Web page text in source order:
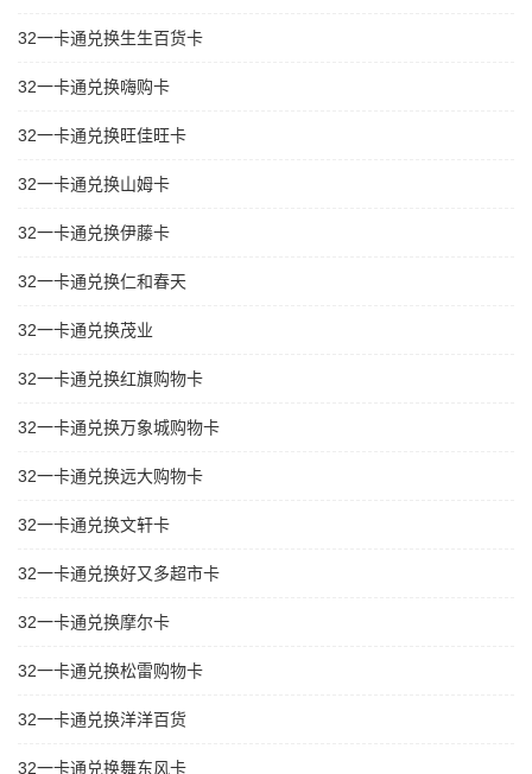
32一卡通兑换生生百货卡
32一卡通兑换嗨购卡
32一卡通兑换旺佳旺卡
32一卡通兑换山姆卡
32一卡通兑换伊藤卡
32一卡通兑换仁和春天
32一卡通兑换茂业
32一卡通兑换红旗购物卡
32一卡通兑换万象城购物卡
32一卡通兑换远大购物卡
32一卡通兑换文轩卡
32一卡通兑换好又多超市卡
32一卡通兑换摩尔卡
32一卡通兑换松雷购物卡
32一卡通兑换洋洋百货
32一卡通兑换舞东风卡